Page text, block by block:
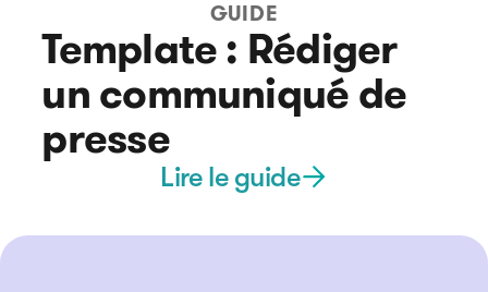
GUIDE
Template : Rédiger
un communiqué de
presse
Lire le guide